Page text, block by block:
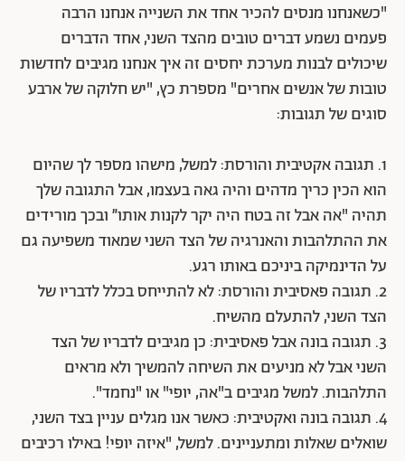
"כשאנחנו מנסים להכיר אחד את השנייה אנחנו הרבה
פעמים נשמע דברים טובים מהצד השני, אחד הדברים
שיכולים לבנות מערכת יחסים זה איך אנחנו מגיבים לחדשות
טובות של אנשים אחרים" מספרת כץ, "יש חלוקה של ארבע
סוגים של תגובות:
1. תגובה אקטיבית והורסת: למשל, מישהו מספר לך שהיום
הוא הכין כריך מדהים והיה גאה בעצמו, אבל התגובה שלך
תהיה "אה אבל זה בטח היה יקר לקנות אותו״ ובכך מורידים
את ההתלהבות והאנרגיה של הצד השני שמאוד משפיעה גם
על הדינמיקה ביניכם באותו רגע.
2. תגובה פאסיבית והורסת: לא להתייחס בכלל לדבריו של
הצד השני, להתעלם מהשיח.
3. תגובה בונה אבל פאסיבית: כן מגיבים לדבריו של הצד
השני אבל לא מניעים את השיחה להמשיך ולא מראים
התלהבות. למשל מגיבים ב"אה, יופי" או "נחמד".
4. תגובה בונה ואקטיבית: כאשר אנו מגלים עניין בצד השני,
שואלים שאלות ומתעניינים. למשל, "איזה יופי! באילו רכיבים